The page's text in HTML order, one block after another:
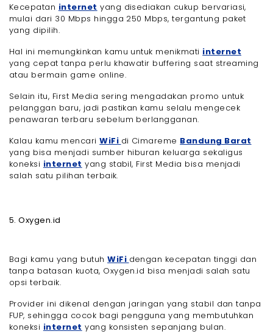
Kecepatan internet yang disediakan cukup bervariasi,
mulai dari 30 Mbps hingga 250 Mbps, tergantung paket
yang dipilih.
Hal ini memungkinkan kamu untuk menikmati internet
yang cepat tanpa perlu khawatir buffering saat streaming
atau bermain game online.
Selain itu, First Media sering mengadakan promo untuk
pelanggan baru, jadi pastikan kamu selalu mengecek
penawaran terbaru sebelum berlangganan.
Kalau kamu mencariWiFi di Cimareme Bandung Barat
yang bisa menjadi sumber hiburan keluarga sekaligus
koneksi internet yang stabil, First Media bisa menjadi
salah satu pilihan terbaik.
5. Oxygen.id
Bagi kamu yang butuhWiFi dengan kecepatan tinggi dan
tanpa batasan kuota, Oxygen.id bisa menjadi salah satu
opsi terbaik.
Provider ini dikenal dengan jaringan yang stabil dan tanpa
FUP, sehingga cocok bagi pengguna yang membutuhkan
koneksi internet yang konsisten sepanjang bulan.